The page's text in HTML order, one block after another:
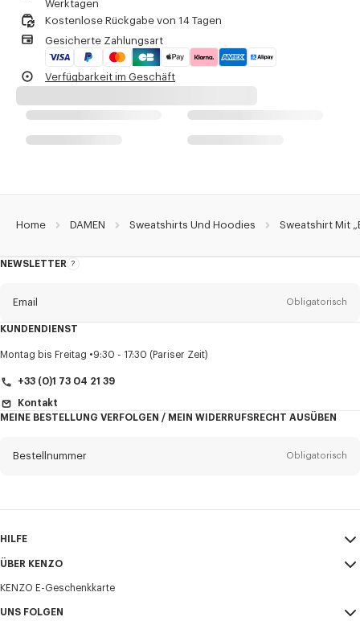
Nicht im Trockner trocknen
Sehr schonende professionelle Nassreinigung
Werktagen
Kostenlose Rückgabe von 14 Tagen
Gesicherte Zahlungsart
Verfügbarkeit im Geschäft
Home DAMEN Sweatshirts Und Hoodies Sweatshirt Mit
NEWSLETTER
Über
Email Obligatorisch
Anrede Obligatorisch
Veranstaltungen erhalten, die personalisiert werden können,
KUNDENDIENST
Montag bis Freitag 9:30 - 17:30 (Pariser Zeit)
+33 (0)1 73 04 21 39
Kontakt
MEINE BESTELLUNG VERFOLGEN / MEIN WIDERRUFSRECHT AUSÜBEN
Bestellnummer Obligatorisch
HILFE
Mein Konto
Größentabelle
FAQ
ÜBER KENZO
AGB
Impressum und Nutzungsbedingungen
KENZO E-Geschenkkarte
UNS FOLGEN